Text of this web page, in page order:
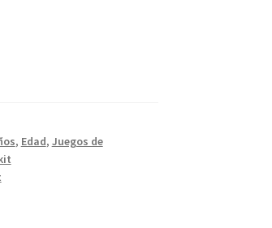
, Edad, Juegos de